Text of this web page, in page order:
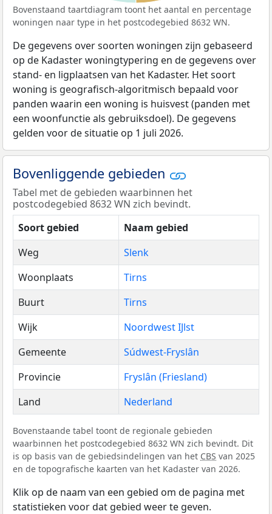
Bovenstaand taartdiagram toont het aantal en percentage
woningen naar type in het postcodegebied 8632 WN.
De gegevens over soorten woningen zijn gebaseerd
op de Kadaster woningtypering en de gegevens over
stand- en ligplaatsen van het Kadaster. Het soort
woning is geografisch-algoritmisch bepaald voor
panden waarin een woning is huisvest (panden met
een woonfunctie als gebruiksdoel). De gegevens
gelden voor de situatie op 1 juli 2026.
Bovenliggende gebieden
Tabel met de gebieden waarbinnen het
postcodegebied 8632 WN zich bevindt.
Soort gebied
Naam gebied
Weg
Slenk
Woonplaats
Tirns
Buurt
Tirns
Wijk
Noordwest IJlst
Gemeente
Súdwest-Fryslân
Provincie
Fryslân (Friesland)
Land
Nederland
Bovenstaande tabel toont de regionale gebieden
waarbinnen het postcodegebied 8632 WN zich bevindt. Dit
is op basis van de gebiedsindelingen van het CBS van 2025
en de topografische kaarten van het Kadaster van 2026.
Klik op de naam van een gebied om de pagina met
statistieken voor dat gebied weer te geven.